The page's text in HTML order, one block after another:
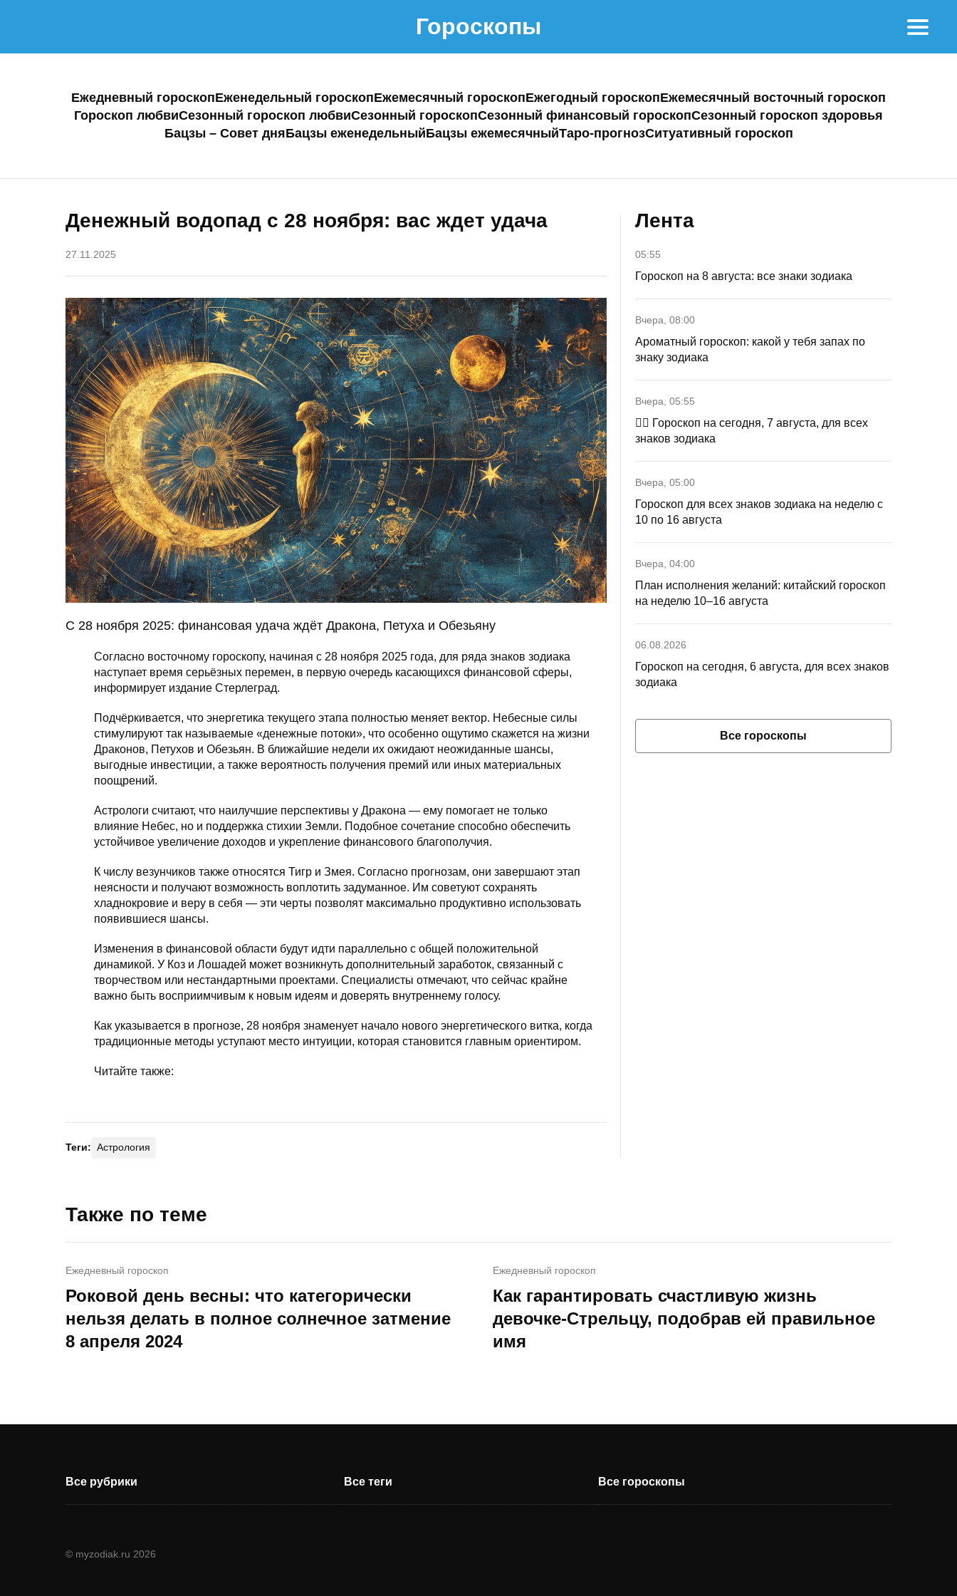
Гороскопы
Ежедневный гороскопЕженедельный гороскопЕжемесячный гороскопЕжегодный гороскопЕжемесячный восточный гороскоп
Гороскоп любвиСезонный гороскоп любвиСезонный гороскопСезонный финансовый гороскопСезонный гороскоп здоровья
Бацзы – Совет дняБацзы еженедельныйБацзы ежемесячныйТаро-прогнозСитуативный гороскоп
Денежный водопад с 28 ноября: вас ждет удача
27.11.2025
С 28 ноября 2025: финансовая удача ждёт Дракона, Петуха и Обезьяну
Согласно восточному гороскопу, начиная с 28 ноября 2025 года, для ряда знаков зодиака
наступает время серьёзных перемен, в первую очередь касающихся финансовой сферы,
информирует издание Стерлеград.
Подчёркивается, что энергетика текущего этапа полностью меняет вектор. Небесные силы
стимулируют так называемые «денежные потоки», что особенно ощутимо скажется на жизни
Драконов, Петухов и Обезьян. В ближайшие недели их ожидают неожиданные шансы,
выгодные инвестиции, а также вероятность получения премий или иных материальных
поощрений.
Астрологи считают, что наилучшие перспективы у Дракона — ему помогает не только
влияние Небес, но и поддержка стихии Земли. Подобное сочетание способно обеспечить
устойчивое увеличение доходов и укрепление финансового благополучия.
К числу везунчиков также относятся Тигр и Змея. Согласно прогнозам, они завершают этап
неясности и получают возможность воплотить задуманное. Им советуют сохранять
хладнокровие и веру в себя — эти черты позволят максимально продуктивно использовать
появившиеся шансы.
Изменения в финансовой области будут идти параллельно с общей положительной
динамикой. У Коз и Лошадей может возникнуть дополнительный заработок, связанный с
творчеством или нестандартными проектами. Специалисты отмечают, что сейчас крайне
важно быть восприимчивым к новым идеям и доверять внутреннему голосу.
Как указывается в прогнозе, 28 ноября знаменует начало нового энергетического витка, когда
традиционные методы уступают место интуиции, которая становится главным ориентиром.
Читайте также:
Теги: Астрология
Лента
05:55
Гороскоп на 8 августа: все знаки зодиака
Вчера, 08:00
Ароматный гороскоп: какой у тебя запах по
знаку зодиака
Вчера, 05:55
🧙‍♀ Гороскоп на сегодня, 7 августа, для всех
знаков зодиака
Вчера, 05:00
Гороскоп для всех знаков зодиака на неделю с
10 по 16 августа
Вчера, 04:00
План исполнения желаний: китайский гороскоп
на неделю 10–16 августа
06.08.2026
Гороскоп на сегодня, 6 августа, для всех знаков
зодиака
Все гороскопы
Также по теме
Ежедневный гороскоп
Роковой день весны: что категорически
нельзя делать в полное солнечное затмение
8 апреля 2024
Ежедневный гороскоп
Как гарантировать счастливую жизнь
девочке-Стрельцу, подобрав ей правильное
имя
Все рубрики Все теги Все гороскопы
© myzodiak.ru 2026